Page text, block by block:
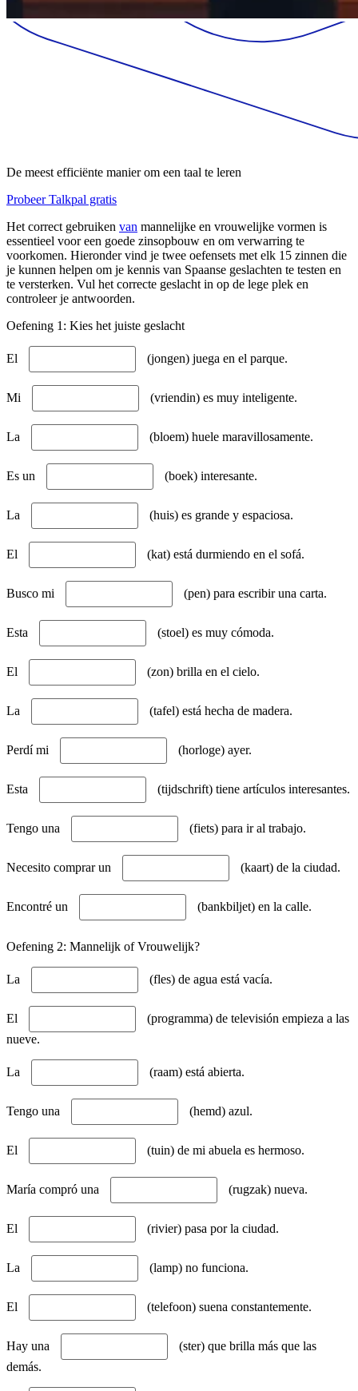
De meest efficiënte manier om een taal te leren
Probeer Talkpal gratis
Het correct gebruiken van mannelijke en vrouwelijke vormen is
essentieel voor een goede zinsopbouw en om verwarring te
voorkomen. Hieronder vind je twee oefensets met elk 15 zinnen die
je kunnen helpen om je kennis van Spaanse geslachten te testen en
te versterken. Vul het correcte geslacht in op de lege plek en
controleer je antwoorden.
Oefening 1: Kies het juiste geslacht
El (jongen) juega en el parque.
Mi (vriendin) es muy inteligente.
La (bloem) huele maravillosamente.
Es un (boek) interesante.
La (huis) es grande y espaciosa.
El (kat) está durmiendo en el sofá.
Busco mi (pen) para escribir una carta.
Esta (stoel) es muy cómoda.
El (zon) brilla en el cielo.
La (tafel) está hecha de madera.
Perdí mi (horloge) ayer.
Esta (tijdschrift) tiene artículos interesantes.
Tengo una (fiets) para ir al trabajo.
Necesito comprar un (kaart) de la ciudad.
Encontré un (bankbiljet) en la calle.
Oefening 2: Mannelijk of Vrouwelijk?
La (fles) de agua está vacía.
El
(programma) de televisión empieza a las
nueve.
La (raam) está abierta.
Tengo una (hemd) azul.
El (tuin) de mi abuela es hermoso.
María compró una (rugzak) nueva.
El (rivier) pasa por la ciudad.
La (lamp) no funciona.
El (telefoon) suena constantemente.
Hay una
(ster) que brilla más que las
demás.